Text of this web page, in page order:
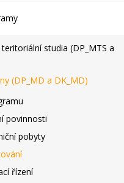
studia (DP_MTS a
(DP_MD a DK_MD)
povinnosti
pobyty
řízení